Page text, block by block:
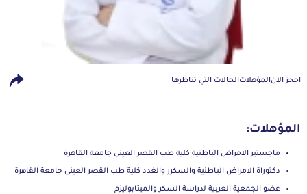
احجز الآنالمؤهلاتالحالات التي تناظرها
المؤهلات:
ماجستير الامراض الباطنية كلية طب القصر العينى جامعة القاهرة
دكتوراة الامراض الباطنية والسكرر والغدد كلية طب القصر العينى جامعة القاهرة
عضو الجمعية العربية لدراسة السكر والميتابوليزم